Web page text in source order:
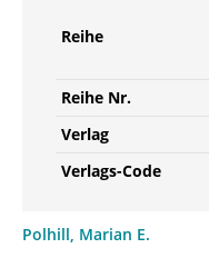
Reihe
Reihe Nr.
Verlag
Verlags-Code
Polhill, Marian E.